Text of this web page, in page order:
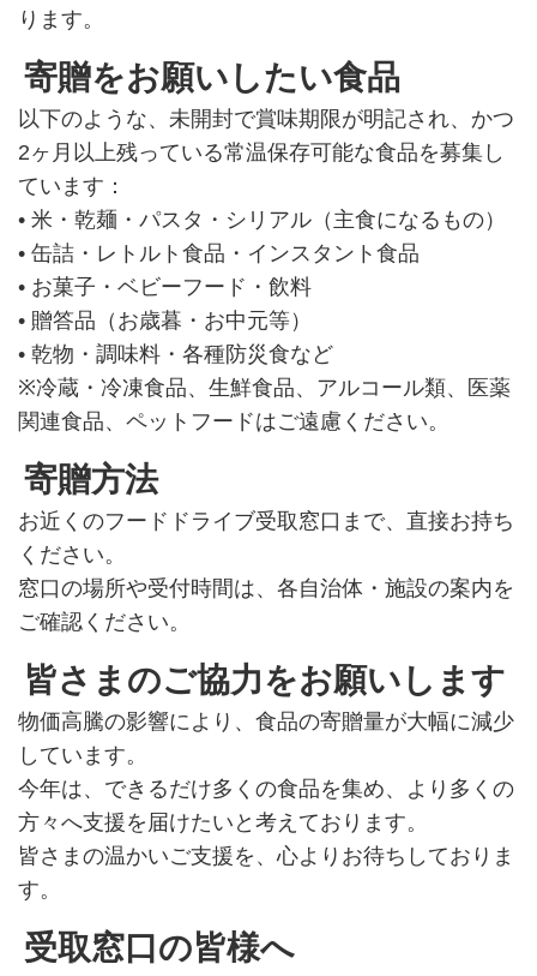
ります。
寄贈をお願いしたい食品
以下のような、未開封で賞味期限が明記され、かつ
2ヶ月以上残っている常温保存可能な食品を募集し
ています：
• 米・乾麺・パスタ・シリアル（主食になるもの）
• 缶詰・レトルト食品・インスタント食品
• お菓子・ベビーフード・飲料
• 贈答品（お歳暮・お中元等）
• 乾物・調味料・各種防災食など
※冷蔵・冷凍食品、生鮮食品、アルコール類、医薬
関連食品、ペットフードはご遠慮ください。
寄贈方法
お近くのフードドライブ受取窓口まで、直接お持ち
ください。
窓口の場所や受付時間は、各自治体・施設の案内を
ご確認ください。
皆さまのご協力をお願いします
物価高騰の影響により、食品の寄贈量が大幅に減少
しています。
今年は、できるだけ多くの食品を集め、より多くの
方々へ支援を届けたいと考えております。
皆さまの温かいご支援を、心よりお待ちしておりま
す。
受取窓口の皆様へ